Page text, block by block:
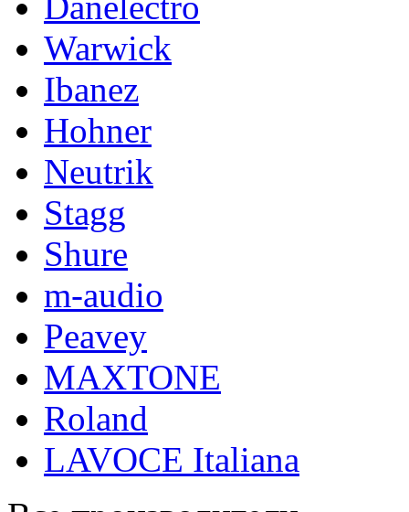
Warwick
Ibanez
Hohner
Neutrik
Stagg
Shure
m-audio
Peavey
MAXTONE
Roland
LAVOCE Italiana